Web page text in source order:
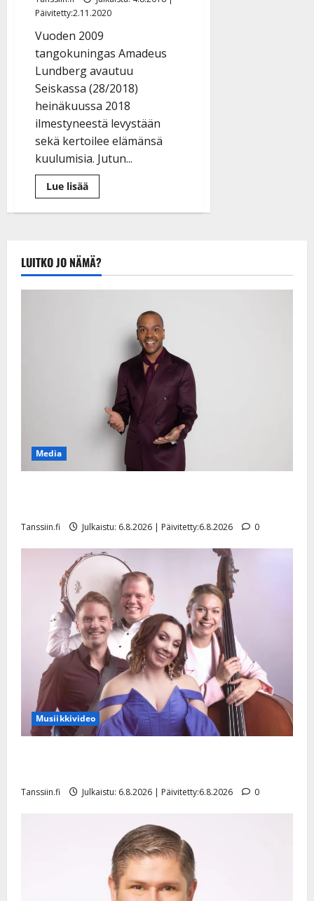
Päivitetty:2.11.2020
Vuoden 2009
tangokuningas Amadeus
Lundberg avautuu
Seiskassa (28/2018)
heinäkuussa 2018
ilmestyneestä levystään
sekä kertoilee elämänsä
kuulumisia. Jutun...
Lue lisääLue
lisää
Amadeus
”Omistin
kappaleen
pienelle
LUITKO JO NÄMÄ?
Media
Tanssiin.fi Julkaistu: 6.8.2026 | Päivitetty:6.8.2026 0
Musiikkivideo
Tanssiin.fi Julkaistu: 6.8.2026 | Päivitetty:6.8.2026 0